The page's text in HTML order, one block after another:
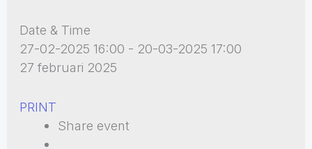
Date & Time
27-02-2025 16:00 - 20-03-2025 17:00
27 februari 2025
PRINT
Share event